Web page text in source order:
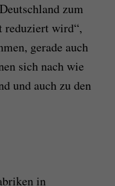
zum
reduziert wird“,
gerade auch
sich nach wie
und auch zu den
in